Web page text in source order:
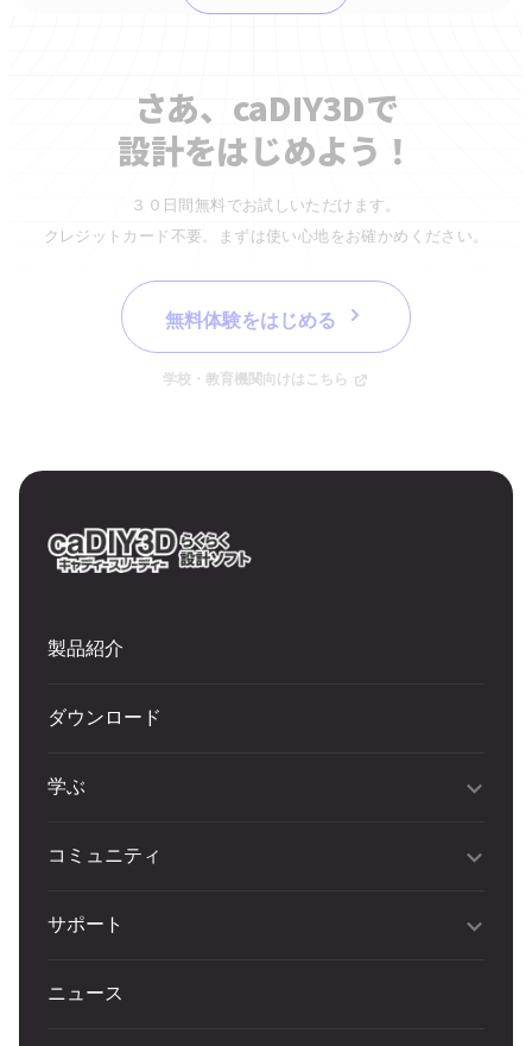
さあ、caDIY3Dで
設計をはじめよう！
３０日間無料でお試しいただけます。
クレジットカード不要。まずは使い心地をお確かめください。
無料体験をはじめる
学校・教育機関向けはこちら
製品紹介
ダウンロード
学ぶ
コミュニティ
サポート
ニュース